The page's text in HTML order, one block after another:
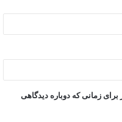
زمانی که دوباره دیدگاهی